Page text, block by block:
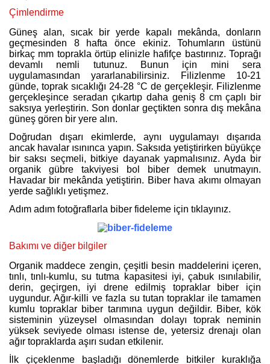
Çimlendirme
Güneş alan, sıcak bir yerde kapalı mekânda, donların
geçmesinden 8 hafta önce ekiniz. Tohumların üstünü
birkaç mm toprakla örtüp elinizle hafifçe bastırınız. Toprağı
devamlı nemli tutunuz. Bunun için mini sera
uygulamasından yararlanabilirsiniz. Filizlenme 10-21
günde, toprak sıcaklığı 24-28 °C de gerçekleşir. Filizlenme
gerçekleşince seradan çıkartıp daha geniş 8 cm çaplı bir
saksıya yerleştirin. Son donlar geçtikten sonra dış mekâna
güneş gören bir yere alın.
Doğrudan dışarı ekimlerde, aynı uygulamayı dışarıda
ancak havalar ısınınca yapın. Saksıda yetiştirirken büyükçe
bir saksı seçmeli, bitkiye dayanak yapmalısınız. Ayda bir
organik gübre takviyesi bol biber demek unutmayın.
Havadar bir mekânda yetiştirin. Biber hava akımı olmayan
yerde sağlıklı yetişmez.
Adım adım fotoğraflarla biber fideleme için tıklayınız.
Bakımı ve diğer bilgiler
Organik maddece zengin, çeşitli besin maddelerini içeren,
tınlı, tınlı-kumlu, su tutma kapasitesi iyi, çabuk ısınılabilir,
derin, geçirgen, iyi drene edilmiş topraklar biber için
uygundur. Ağır-killi ve fazla su tutan topraklar ile tamamen
kumlu topraklar biber tarımına uygun değildir. Biber, kök
sisteminin yüzeysel olmasından dolayı toprak neminin
yüksek seviyede olması istense de, yetersiz drenajı olan
ağır topraklarda aşırı sudan etkilenir.
İlk çiçeklenme başladığı dönemlerde bitkiler kuraklığa